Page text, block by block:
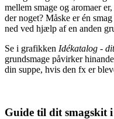
mellem smage og aromaer
der noget? Måske er én
ned ved hjælp af en anden
Se i grafikken Idékatalog -
grundsmage påvirker
din suppe, hvis den fx er
Guide til dit smagskit